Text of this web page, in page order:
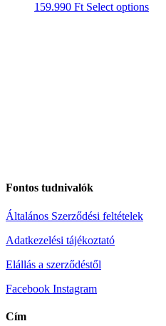
159.990 Ft Select options
Fontos tudnivalók
Általános Szerződési feltételek
Adatkezelési tájékoztató
Elállás a szerződéstől
Facebook Instagram
Cím